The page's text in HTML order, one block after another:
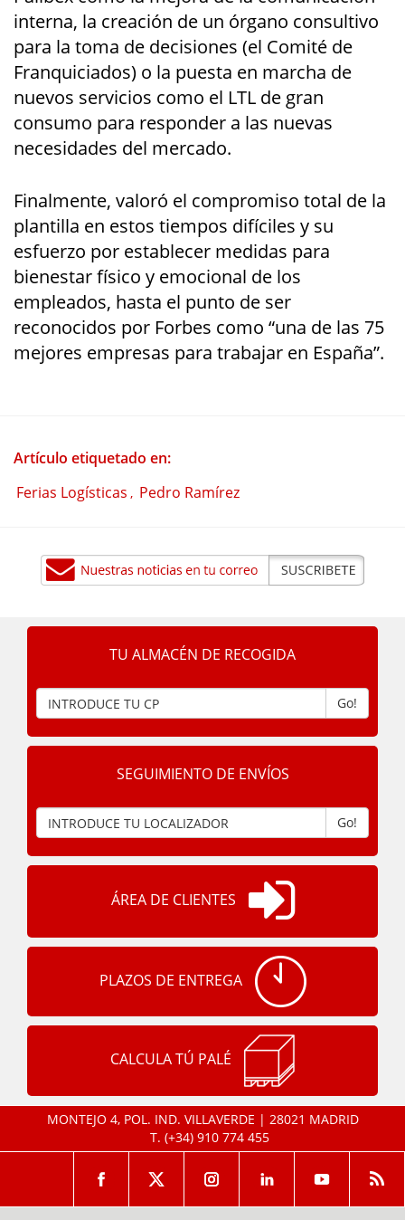
interna, la creación de un órgano consultivo
para la toma de decisiones (el Comité de
Franquiciados) o la puesta en marcha de
nuevos servicios como el LTL de gran
consumo para responder a las nuevas
necesidades del mercado.
Finalmente, valoró el compromiso total de la
plantilla en estos tiempos difíciles y su
esfuerzo por establecer medidas para
bienestar físico y emocional de los
empleados, hasta el punto de ser
reconocidos por Forbes como “una de las 75
mejores empresas para trabajar en España”.
Artículo etiquetado en:
Ferias Logísticas , Pedro Ramírez
TU ALMACÉN DE RECOGIDA
Go!
SEGUIMIENTO DE ENVÍOS
Go!
ÁREA DE CLIENTES
PLAZOS DE ENTREGA
CALCULA TÚ PALÉ
MONTEJO 4, POL. IND. VILLAVERDE | 28021 MADRID
T. (+34) 910 774 455